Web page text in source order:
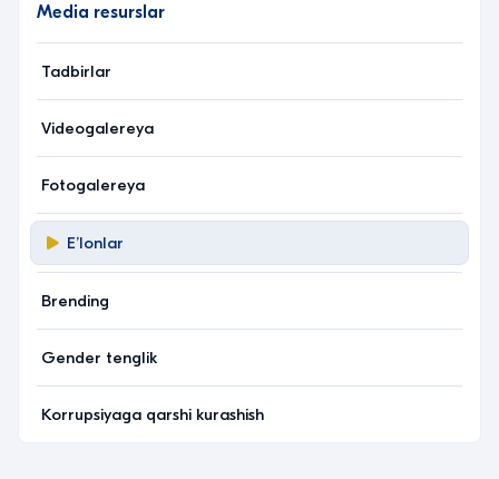
Media resurslar
Tadbirlar
Videogalereya
Fotogalereya
Eʼlonlar
Brending
Gender tenglik
Korrupsiyaga qarshi kurashish